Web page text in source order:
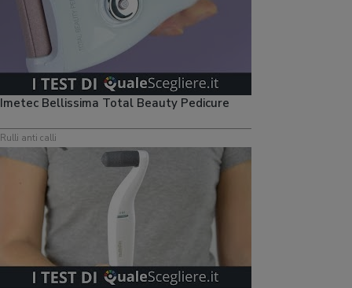
Imetec Bellissima Total Beauty Pedicure
Rulli anti calli